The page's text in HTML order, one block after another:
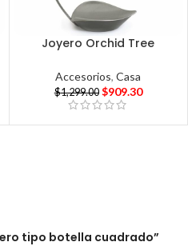
Joyero Orchid Tree
Accesorios,Casa
$1,299.00 $909.30
tipo botella cuadrado”